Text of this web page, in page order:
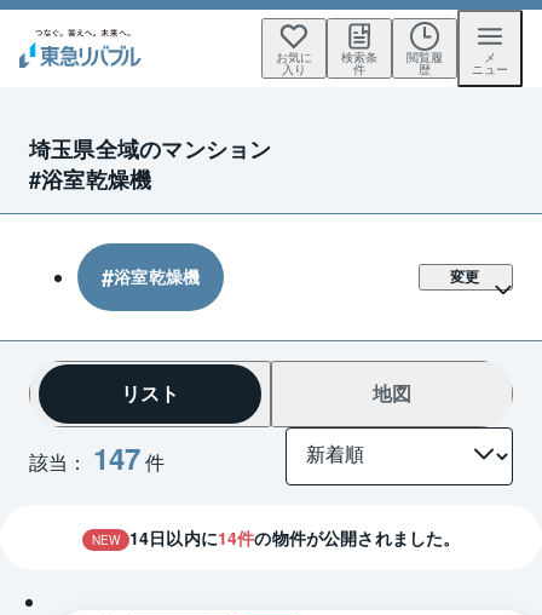
お気に
入り
検索条
件
閲覧履
歴
メ
ニュー
埼玉県全域のマンション
#浴室乾燥機
浴室乾燥機 変更
該当： 147件
リスト 地図
NEW 14日以内に14件の物件が公開されました。